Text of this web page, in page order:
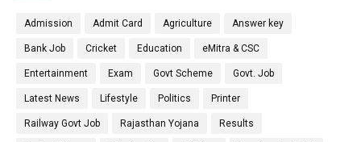
Admission Admit Card Agriculture Answer key
Bank Job Cricket Education eMitra & CSC
Entertainment Exam Govt Scheme Govt. Job
Latest News Lifestyle Politics Printer
Railway Govt Job Rajasthan Yojana Results